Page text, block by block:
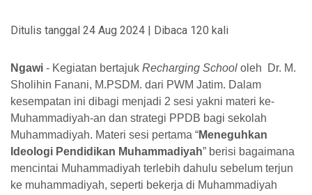
Ditulis tanggal 24 Aug 2024 | Dibaca 120 kali
Ngawi - Kegiatan bertajuk Recharging School oleh Dr. M.
Sholihin Fanani, M.PSDM. dari PWM Jatim. Dalam
kesempatan ini dibagi menjadi 2 sesi yakni materi ke-
Muhammadiyah-an dan strategi PPDB bagi sekolah
Muhammadiyah. Materi sesi pertama “Meneguhkan
Ideologi Pendidikan Muhammadiyah” berisi bagaimana
mencintai Muhammadiyah terlebih dahulu sebelum terjun
ke muhammadiyah, seperti bekerja di Muhammadiyah